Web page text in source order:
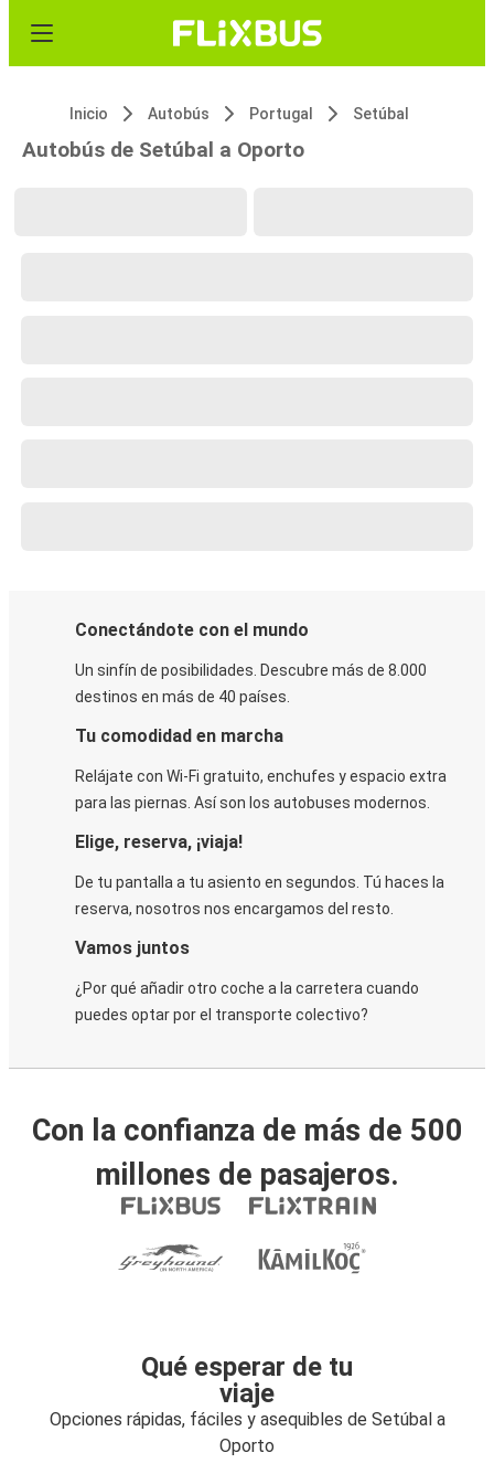
Inicio Autobús Portugal Setúbal
Autobús de Setúbal a Oporto
Conectándote con el mundo
Un sinfín de posibilidades. Descubre más de 8.000
destinos en más de 40 países.
Tu comodidad en marcha
Relájate con Wi-Fi gratuito, enchufes y espacio extra
para las piernas. Así son los autobuses modernos.
Elige, reserva, ¡viaja!
De tu pantalla a tu asiento en segundos. Tú haces la
reserva, nosotros nos encargamos del resto.
Vamos juntos
¿Por qué añadir otro coche a la carretera cuando
puedes optar por el transporte colectivo?
Con la confianza de más de 500
millones de pasajeros.
Qué esperar de tu
viaje
Opciones rápidas, fáciles y asequibles de Setúbal a
Oporto